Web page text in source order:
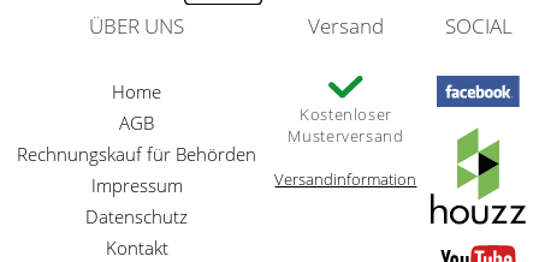
ÜBER UNS
Home
AGB
Rechnungskauf für Behörden
Impressum
Datenschutz
Kontakt
Versand
Kostenloser
Musterversand
Versandinformation
SOCIAL